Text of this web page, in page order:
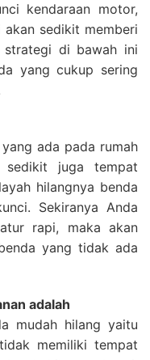
kendaraan motor,
sedikit memberi
strategi di bawah ini
yang cukup sering
ada pada rumah
juga tempat
hilangnya benda
Sekiranya Anda
rapi, maka akan
yang tidak ada
adalah
mudah hilang yaitu
memiliki tempat